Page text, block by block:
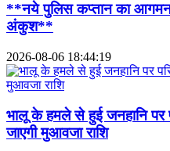
**नये पुलिस कप्तान का
अंकुश**
2026-08-06 18:44:19
भालू के हमले से हुई जनहानि पर
जाएगी मुआवजा राशि